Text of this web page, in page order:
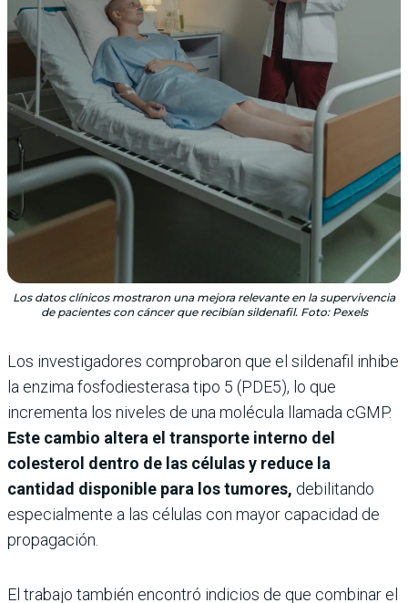
Los datos clínicos mostraron una mejora relevante en la supervivencia
de pacientes con cáncer que recibían sildenafil. Foto: Pexels
Los investigadores comprobaron que el sildenafil inhibe
la enzima fosfodiesterasa tipo 5 (PDE5), lo que
incrementa los niveles de una molécula llamada cGMP.
Este cambio altera el transporte interno del
colesterol dentro de las células y reduce la
cantidad disponible para los tumores, debilitando
especialmente a las células con mayor capacidad de
propagación.
El trabajo también encontró indicios de que combinar el